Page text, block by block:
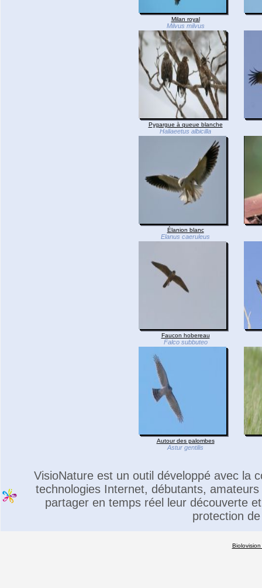
Milan royal
Milvus milvus
Pygargue à queue blanche
Haliaeetus albicilla
Élanion blanc
Elanus caeruleus
Faucon hobereau
Falco subbuteo
Autour des palombes
Astur gentilis
VisioNature est un outil développé avec la
technologies Internet, débutants,
partager en temps réel leur découverte
protection
Biolovision